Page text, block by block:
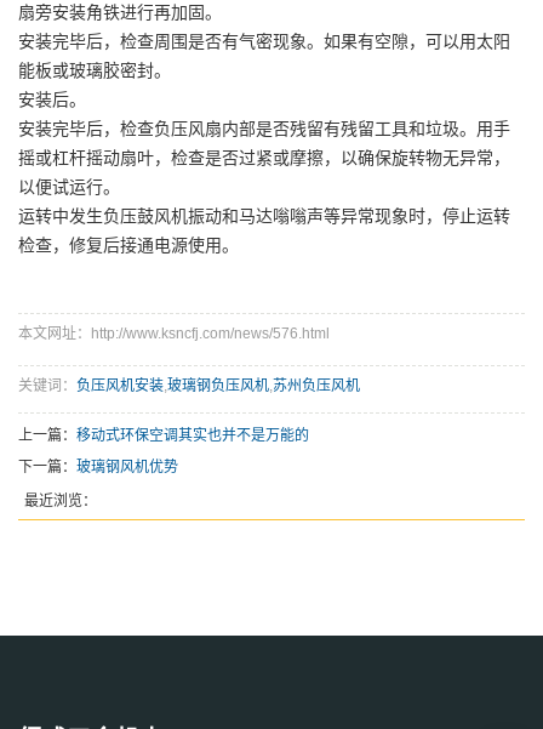
扇旁安装角铁进行再加固。
安装完毕后，检查周围是否有气密现象。如果有空隙，可以用太阳
能板或玻璃胶密封。
安装后。
安装完毕后，检查负压风扇内部是否残留有残留工具和垃圾。用手
摇或杠杆摇动扇叶，检查是否过紧或摩擦，以确保旋转物无异常，
以便试运行。
运转中发生负压鼓风机振动和马达嗡嗡声等异常现象时，停止运转
检查，修复后接通电源使用。
本文网址：http://www.ksncfj.com/news/576.html
关键词： 负压风机安装,玻璃钢负压风机,苏州负压风机
上一篇： 移动式环保空调其实也并不是万能的
下一篇： 玻璃钢风机优势
最近浏览：